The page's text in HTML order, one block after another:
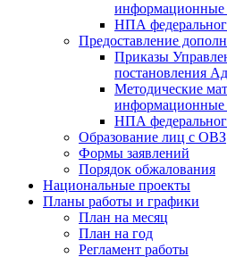
информационные
НПА
Предоставление
Приказы
постановления
Методические
информационные
НПА
Образование лиц с ОВЗ
Формы заявлений
Порядок обжалования
Национальные проекты
Планы работы и графики
План на месяц
План на год
Регламент работы